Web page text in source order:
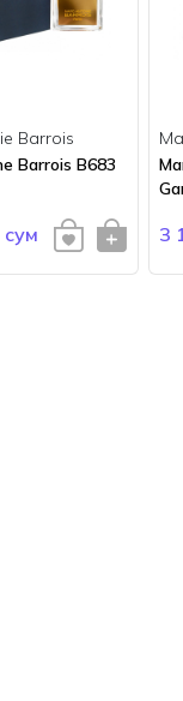
Barrois
Barrois B683
3